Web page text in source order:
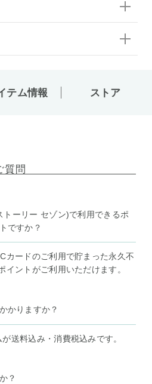
テム情報 ストア
質問
トーリー セゾン)で利用できるポ
ですか？
カードのご利用で貯まった永久不
イントがご利用いただけます。
かりますか？
送料込み・消費税込みです。
？